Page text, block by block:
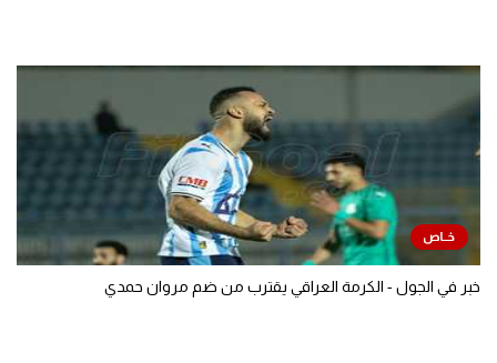
خبر في الجول - الكرمة العراقي يقترب من ضم مروان حمدي